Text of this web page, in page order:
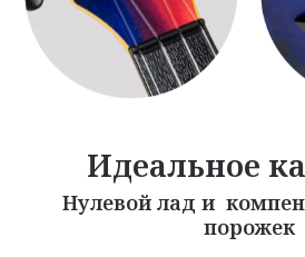
Идеальное
Нулевой лад и
порожек